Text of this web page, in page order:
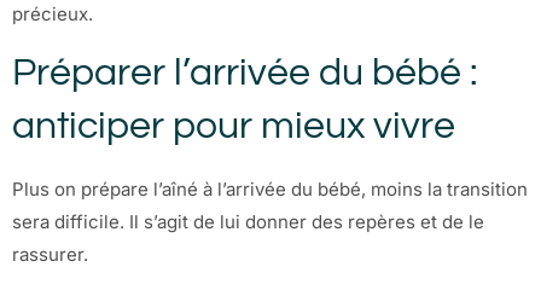
précieux.
Préparer l’arrivée du bébé :
anticiper pour mieux vivre
Plus on prépare l’aîné à l’arrivée du bébé, moins la transition
sera difficile. Il s’agit de lui donner des repères et de le
rassurer.